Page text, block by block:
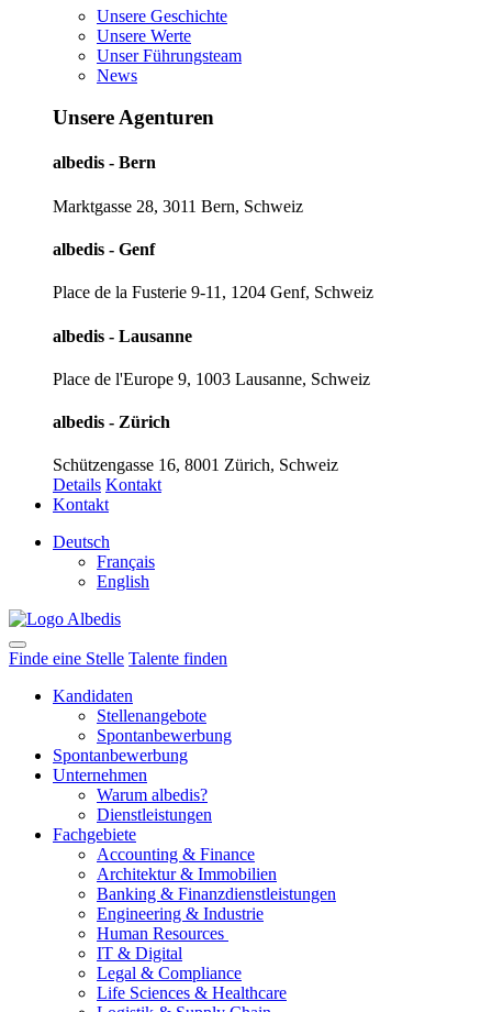
Unsere Geschichte
Unsere Werte
Unser Führungsteam
News
Unsere Agenturen
albedis - Bern
Marktgasse 28, 3011 Bern, Schweiz
albedis - Genf
Place de la Fusterie 9-11, 1204 Genf, Schweiz
albedis - Lausanne
Place de l'Europe 9, 1003 Lausanne, Schweiz
albedis - Zürich
Schützengasse 16, 8001 Zürich, Schweiz
Details Kontakt
Kontakt
Deutsch
Français
English
Finde eine Stelle Talente finden
Kandidaten
Stellenangebote
Spontanbewerbung
Spontanbewerbung
Unternehmen
Warum albedis?
Dienstleistungen
Fachgebiete
Accounting & Finance
Architektur & Immobilien
Banking & Finanzdienstleistungen
Engineering & Industrie
Human Resources
IT & Digital
Legal & Compliance
Life Sciences & Healthcare